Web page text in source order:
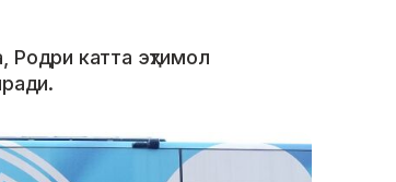
катта эҳтимол